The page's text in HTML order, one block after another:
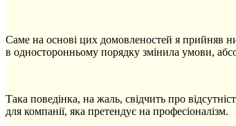
Саме на основі цих домовленостей я прийняв
в односторонньому порядку змінила умови,
Така поведінка, на жаль, свідчить про
для компанії, яка претендує на професіоналізм.